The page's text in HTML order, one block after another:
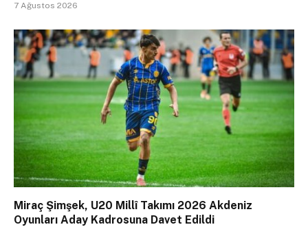
7 Ağustos 2026
Miraç Şimşek, U20 Millî Takımı 2026 Akdeniz
Oyunları Aday Kadrosuna Davet Edildi